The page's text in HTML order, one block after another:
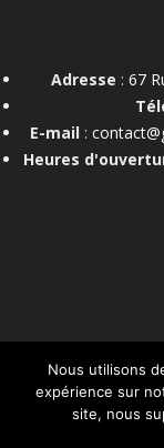
Adresse : 67
E-mail :
Heures
Mentions légales
Nous utilisons
expérience sur
site, nous